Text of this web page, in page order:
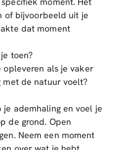
of bijvoorbeeld uit je
dat moment
toen?
opleveren als je vaker
met de natuur voelt?
je ademhaling en voel je
de grond. Open
Neem een moment